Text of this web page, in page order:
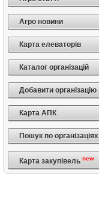
Агро новини
Карта елеваторів
Каталог організацій
Добавити організацію
Карта АПК
Пошук по організаціях
Карта закупівель new